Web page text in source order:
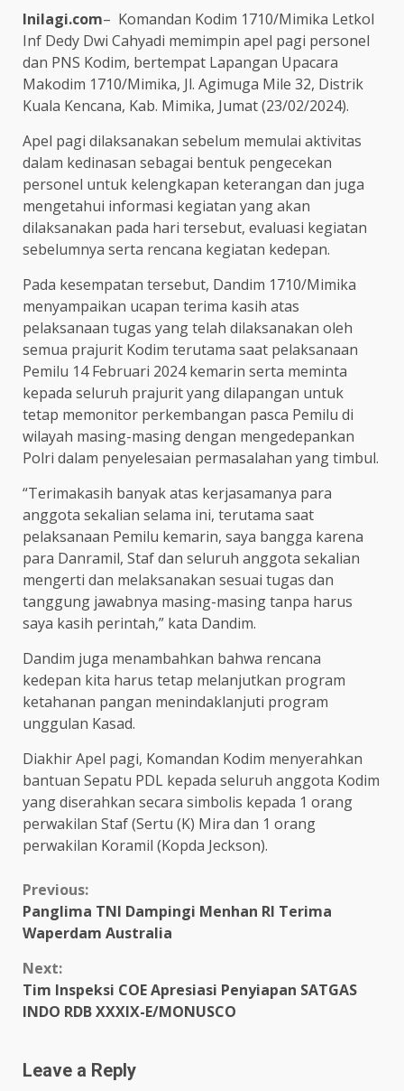
Inilagi.com– Komandan Kodim 1710/Mimika Letkol
Inf Dedy Dwi Cahyadi memimpin apel pagi personel
dan PNS Kodim, bertempat Lapangan Upacara
Makodim 1710/Mimika, Jl. Agimuga Mile 32, Distrik
Kuala Kencana, Kab. Mimika, Jumat (23/02/2024).
Apel pagi dilaksanakan sebelum memulai aktivitas
dalam kedinasan sebagai bentuk pengecekan
personel untuk kelengkapan keterangan dan juga
mengetahui informasi kegiatan yang akan
dilaksanakan pada hari tersebut, evaluasi kegiatan
sebelumnya serta rencana kegiatan kedepan.
Pada kesempatan tersebut, Dandim 1710/Mimika
menyampaikan ucapan terima kasih atas
pelaksanaan tugas yang telah dilaksanakan oleh
semua prajurit Kodim terutama saat pelaksanaan
Pemilu 14 Februari 2024 kemarin serta meminta
kepada seluruh prajurit yang dilapangan untuk
tetap memonitor perkembangan pasca Pemilu di
wilayah masing-masing dengan mengedepankan
Polri dalam penyelesaian permasalahan yang timbul.
“Terimakasih banyak atas kerjasamanya para
anggota sekalian selama ini, terutama saat
pelaksanaan Pemilu kemarin, saya bangga karena
para Danramil, Staf dan seluruh anggota sekalian
mengerti dan melaksanakan sesuai tugas dan
tanggung jawabnya masing-masing tanpa harus
saya kasih perintah,” kata Dandim.
Dandim juga menambahkan bahwa rencana
kedepan kita harus tetap melanjutkan program
ketahanan pangan menindaklanjuti program
unggulan Kasad.
Diakhir Apel pagi, Komandan Kodim menyerahkan
bantuan Sepatu PDL kepada seluruh anggota Kodim
yang diserahkan secara simbolis kepada 1 orang
perwakilan Staf (Sertu (K) Mira dan 1 orang
perwakilan Koramil (Kopda Jeckson).
Continue
Reading
Previous:
Panglima TNI Dampingi Menhan RI Terima
Waperdam Australia
Next:
Tim Inspeksi COE Apresiasi Penyiapan SATGAS
INDO RDB XXXIX-E/MONUSCO
Leave a Reply